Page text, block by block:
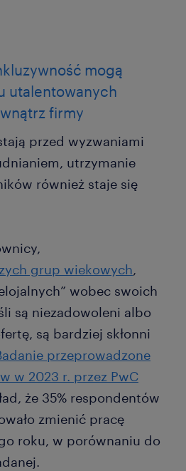
mogą
utalentowanych
firmy
przed wyzwaniami
utrzymanie
również staje się
grup wiekowych,
wobec swoich
są niezadowoleni albo
są bardziej skłonni
przeprowadzone
w 2023 r. przez PwC
że 35% respondentów
zmienić pracę
roku, w porównaniu do